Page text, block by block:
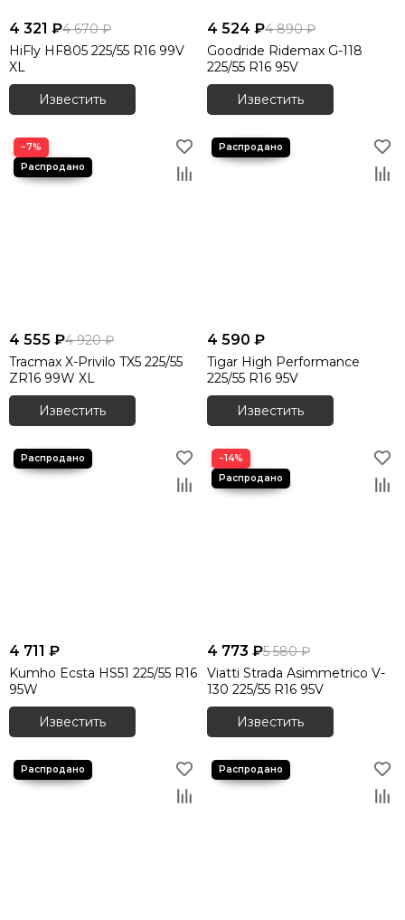
4 321 ₽4 670 ₽
HiFly HF805 225/55 R16 99V
XL
Известить
4 524 ₽4 890 ₽
Goodride Ridemax G-118
225/55 R16 95V
Известить
−7%
4 555 ₽4 920 ₽
Tracmax X-Privilo TX5 225/55
ZR16 99W XL
Известить
4 590 ₽
Tigar High Performance
225/55 R16 95V
Известить
4 711 ₽
Kumho Ecsta HS51 225/55 R16
95W
Известить
−14%
4 773 ₽5 580 ₽
Viatti Strada Asimmetrico V-
130 225/55 R16 95V
Известить